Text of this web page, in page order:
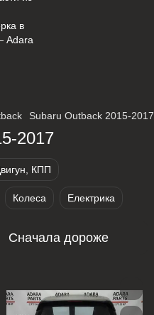
Subaru Outback 2015-2017
2017
КПП
Колеса Електрика
Сначала дороже